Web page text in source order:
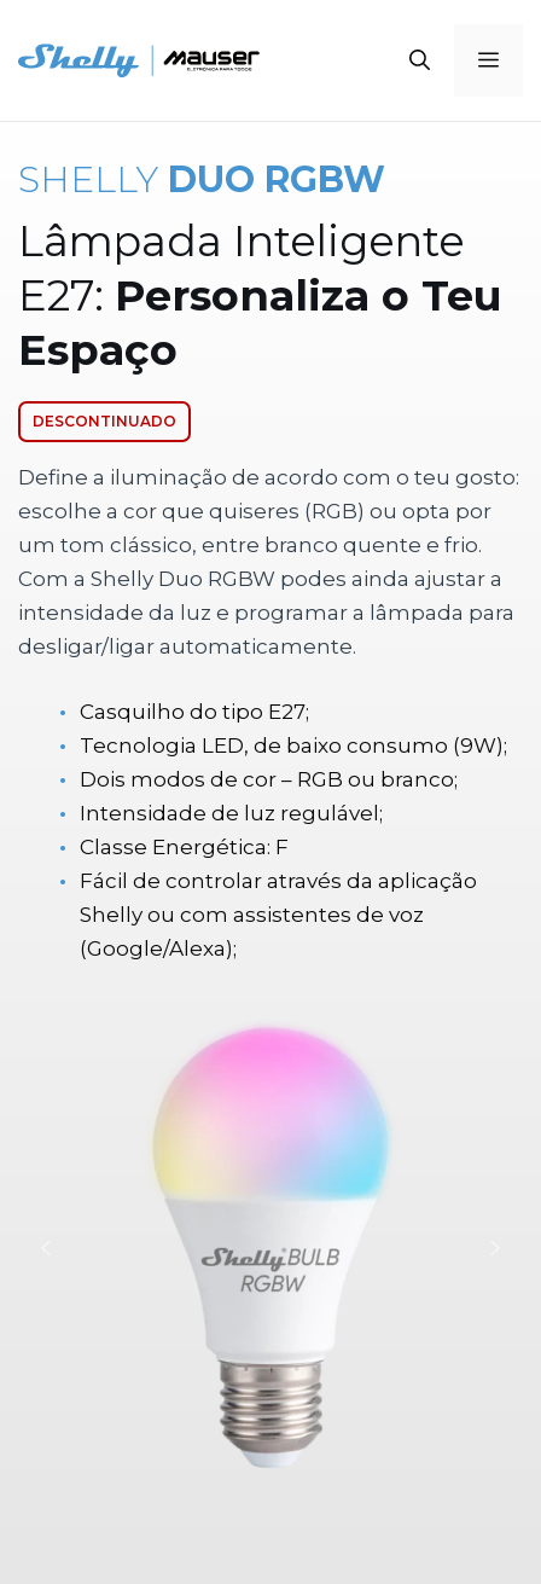
para
conteúdo
SHELLY DUO RGBW
Lâmpada Inteligente
E27: Personaliza o Teu
Espaço
DESCONTINUADO
Define a iluminação de acordo com o teu gosto:
escolhe a cor que quiseres (RGB) ou opta por
um tom clássico, entre branco quente e frio.
Com a Shelly Duo RGBW podes ainda ajustar a
intensidade da luz e programar a lâmpada para
desligar/ligar automaticamente.
Casquilho do tipo E27;
Tecnologia LED, de baixo consumo (9W);
Dois modos de cor – RGB ou branco;
Intensidade de luz regulável;
Classe Energética: F
Fácil de controlar através da aplicação
Shelly ou com assistentes de voz
(Google/Alexa);